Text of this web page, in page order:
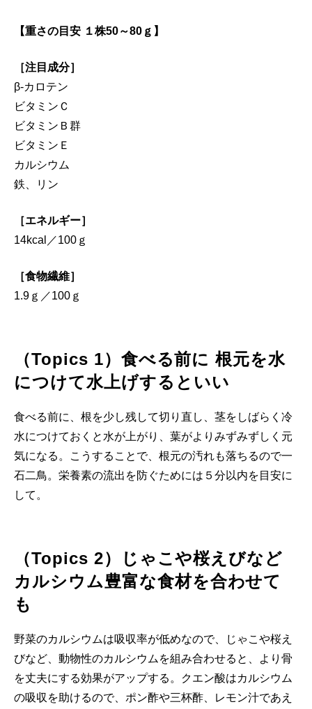
【重さの目安 １株50～80ｇ】
［注目成分］
β-カロテン
ビタミンＣ
ビタミンＢ群
ビタミンＥ
カルシウム
鉄、リン
［エネルギー］
14kcal／100ｇ
［食物繊維］
1.9ｇ／100ｇ
（Topics 1）食べる前に 根元を水
につけて水上げするといい
食べる前に、根を少し残して切り直し、茎をしばらく冷
水につけておくと水が上がり、葉がよりみずみずしく元
気になる。こうすることで、根元の汚れも落ちるので一
石二鳥。栄養素の流出を防ぐためには５分以内を目安に
して。
（Topics 2）じゃこや桜えびなど
カルシウム豊富な食材を合わせて
も
野菜のカルシウムは吸収率が低めなので、じゃこや桜え
びなど、動物性のカルシウムを組み合わせると、より骨
を丈夫にする効果がアップする。クエン酸はカルシウム
の吸収を助けるので、ポン酢や三杯酢、レモン汁であえ